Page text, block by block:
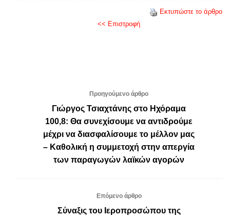
Εκτυπώστε το άρθρο
<< Επιστροφή
Προηγούμενο άρθρο
Γιώργος Τσιαχτάνης στο Ηχόραμα
100,8: Θα συνεχίσουμε να αντιδρούμε
μέχρι να διασφαλίσουμε το μέλλον μας
– Καθολική η συμμετοχή στην απεργία
των παραγωγών λαϊκών αγορών
Επόμενο άρθρο
Σύναξις του Ιεροπροσώπου της